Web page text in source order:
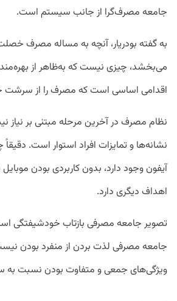
جامعه مصرف‌گرا از جانب سیستم است.
به گفته بودریار، آنچه به مساله مصرف
می‌بخشد، چیزی نیست که به‌ظاهر از
اقدامی اساسی است که مصرف را از سرشت
نظام مصرف در آخرین مرحله مبتنی بر نیاز
نشانه‌ها و تمایزات افراد استوار است.
آیفون وجود دارد، بدون‌ کاربردی بودن موبایل
اهداف دیگری دارد.
تصویر جامعه مصرفی بازتاب خودشیفتگی
جامعه مصرفی لذت بردن از منفرد بودن
ویژگی‌های جمعی و متفاوت بودن نسبت به